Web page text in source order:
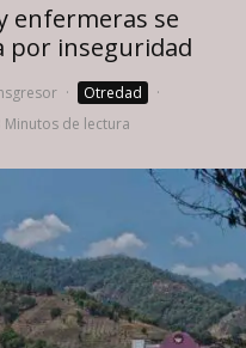
enfermeras se
por inseguridad
· Otredad
·
Minutos de lectura